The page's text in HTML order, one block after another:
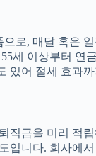
로, 매달 혹은
세 이상부터 연
있어 절세 효과
직금을 미리 적
입니다. 회사에